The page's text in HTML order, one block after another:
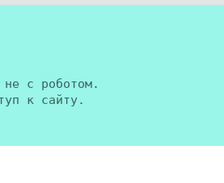
с роботом.
к сайту.